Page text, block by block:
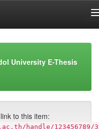
University E-Thesis
to this item:
handle/123456789/